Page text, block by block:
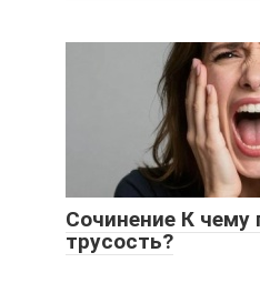
Сочинение К чему
трусость?